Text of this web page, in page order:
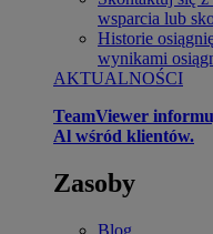
wsparcia lub
Historie
wynikami
AKTUALNOŚCI
TeamViewer
Al wśród klientów.
Zasoby
Blog